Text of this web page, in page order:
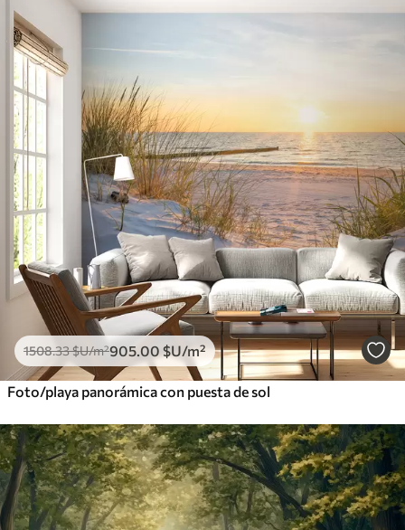
1508.33$U/m²905 .00 $U/m²
Foto/playa panorámica con puesta de sol